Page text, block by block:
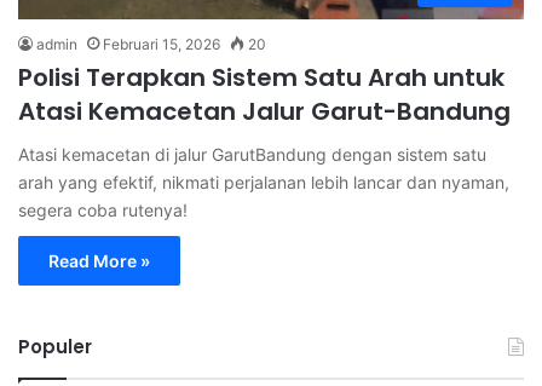
admin Februari 15, 2026 20
Polisi Terapkan Sistem Satu Arah untuk
Atasi Kemacetan Jalur Garut-Bandung
Atasi kemacetan di jalur GarutBandung dengan sistem satu
arah yang efektif, nikmati perjalanan lebih lancar dan nyaman,
segera coba rutenya!
Read More »
Populer